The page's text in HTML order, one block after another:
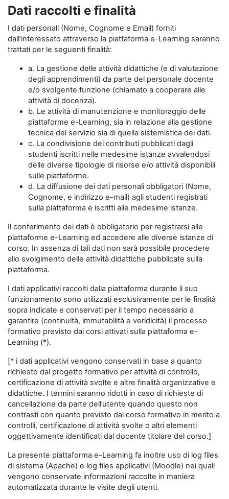
Dati raccolti e finalità
I dati personali (Nome, Cognome e Email) forniti
dall’interessato attraverso la piattaforma e-Learning saranno
trattati per le seguenti finalità:
a. La gestione delle attività didattiche (e di valutazione
degli apprendimenti) da parte del personale docente
e/o svolgente funzione (chiamato a cooperare alle
attività di docenza).
b. Le attività di manutenzione e monitoraggio delle
piattaforme e-Learning, sia in relazione alla gestione
tecnica del servizio sia di quella sistemistica dei dati.
c. La condivisione dei contributi pubblicati dagli
studenti iscritti nelle medesime istanze avvalendosi
delle diverse tipologie di risorse e/o attività disponibili
sulle piattaforme.
d. La diffusione dei dati personali obbligatori (Nome,
Cognome, e indirizzo e-mail) agli studenti registrati
sulla piattaforma e iscritti alle medesime istanze.
Il conferimento dei dati è obbligatorio per registrarsi alle
piattaforme e-Learning ed accedere alle diverse istanze di
corso. In assenza di tali dati non sarà possibile procedere
allo svolgimento delle attività didattiche pubblicate sulla
piattaforma.
I dati applicativi raccolti dalla piattaforma durante il suo
funzionamento sono utilizzati esclusivamente per le finalità
sopra indicate e conservati per il tempo necessario a
garantire (continuità, immutabilità e veridicità) il processo
formativo previsto dai corsi attivati sulla piattaforma e-
Learning (*).
[* i dati applicativi vengono conservati in base a quanto
richiesto dal progetto formativo per attività di controllo,
certificazione di attività svolte e altre finalità organizzative e
didattiche. I termini saranno ridotti in caso di richieste di
cancellazione da parte dell’utente quando questo non
contrasti con quanto previsto dal corso formativo in merito a
controlli, certificazione di attività svolte o altri elementi
oggettivamente identificati dal docente titolare del corso.]
La presente piattaforma e-Learning fa inoltre uso di log files
di sistema (Apache) e log files applicativi (Moodle) nei quali
vengono conservate informazioni raccolte in maniera
automatizzata durante le visite degli utenti.